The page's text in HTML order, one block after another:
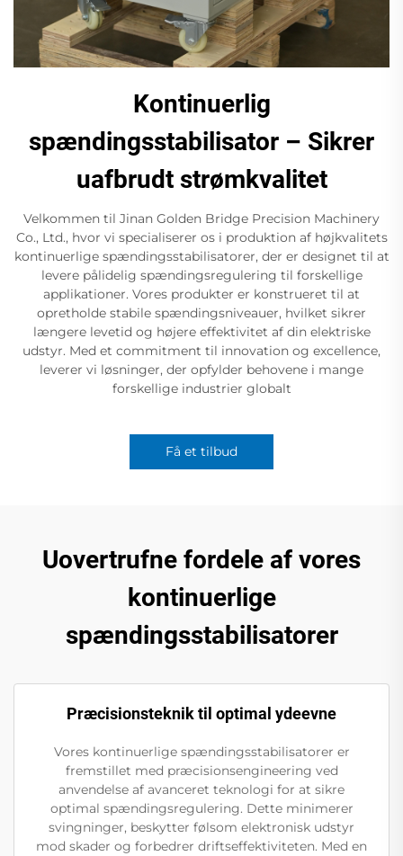
Kontinuerlig
spændingsstabilisator – Sikrer
uafbrudt strømkvalitet
Velkommen til Jinan Golden Bridge Precision Machinery
Co., Ltd., hvor vi specialiserer os i produktion af højkvalitets
kontinuerlige spændingsstabilisatorer, der er designet til at
levere pålidelig spændingsregulering til forskellige
applikationer. Vores produkter er konstrueret til at
opretholde stabile spændingsniveauer, hvilket sikrer
længere levetid og højere effektivitet af din elektriske
udstyr. Med et commitment til innovation og excellence,
leverer vi løsninger, der opfylder behovene i mange
forskellige industrier globalt
Få et tilbud
Uovertrufne fordele af vores
kontinuerlige
spændingsstabilisatorer
Præcisionsteknik til optimal ydeevne
Vores kontinuerlige spændingsstabilisatorer er
fremstillet med præcisionsengineering ved
anvendelse af avanceret teknologi for at sikre
optimal spændingsregulering. Dette minimerer
svingninger, beskytter følsom elektronisk udstyr
mod skader og forbedrer driftseffektiviteten. Med en